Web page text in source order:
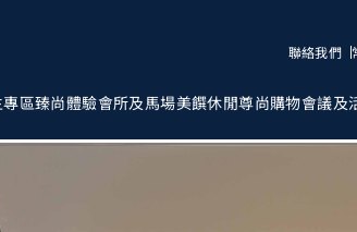
聯絡我們
區臻尚體驗會所及馬場美饌休閒尊尚購物會議及